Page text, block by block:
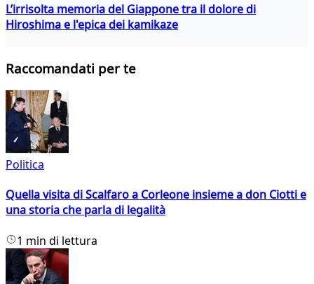
L’irrisolta memoria del Giappone tra il dolore di
Hiroshima e l'epica dei kamikaze
Raccomandati per te
Politica
Quella visita di Scalfaro a Corleone insieme a don Ciotti e
una storia che parla di legalità
1 min di lettura